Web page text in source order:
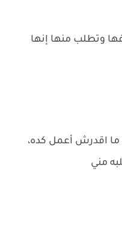
وتطلب منها إنها
اقدرش أعمل كده،
مني